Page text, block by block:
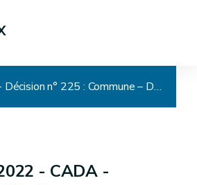
CADA - Décision n° 225 : Commune – Documents relatifs à un bien immobilier – Absence de refus – Informations environnementales – Incompétence ratione materiae
- CADA -